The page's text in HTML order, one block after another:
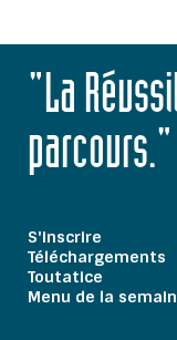
"La
parcours."
S'inscrire
Téléchargements
Toutatice
Menu de la